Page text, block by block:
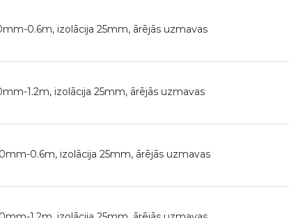
0.6m, izolācija 25mm, ārējās uzmavas
1.2m, izolācija 25mm, ārējās uzmavas
0.6m, izolācija 25mm, ārējās uzmavas